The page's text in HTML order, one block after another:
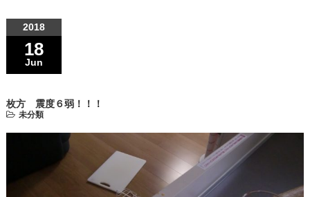
2018
18
Jun
枚方 震度６弱！！！
未分類